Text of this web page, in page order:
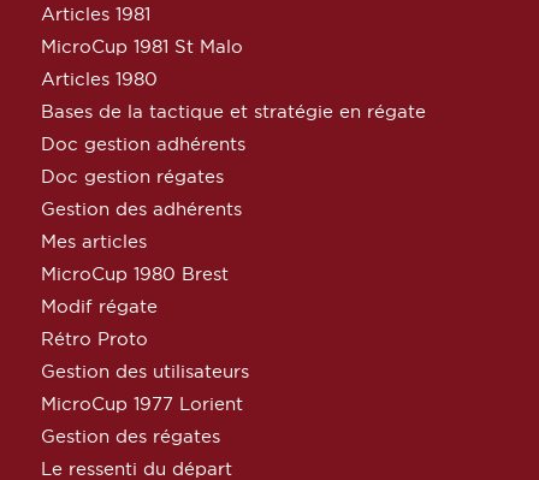
Articles 1981
MicroCup 1981 St Malo
Articles 1980
Bases de la tactique et stratégie en régate
Doc gestion adhérents
Doc gestion régates
Gestion des adhérents
Mes articles
MicroCup 1980 Brest
Modif régate
Rétro Proto
Gestion des utilisateurs
MicroCup 1977 Lorient
Gestion des régates
Le ressenti du départ